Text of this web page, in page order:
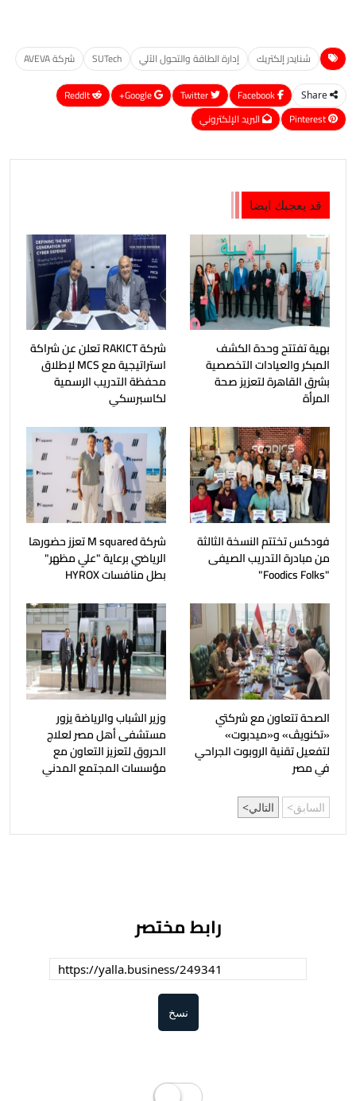
شنايدر إلكتريك إدارة الطاقة والتحول الآلي SUTech شركة AVEVA
Share
Google+
ReddIt
Pinterest
البريد الإلكتروني
قد يعجبك ايضا
بهية تفتتح وحدة الكشف
المبكر والعيادات التخصصية
بشرق القاهرة لتعزيز صحة
المرأة
شركة RAKICT تعلن عن شراكة
استراتيجية مع MCS لإطلاق
محفظة التدريب الرسمية
لكاسبرسكي
فودكس تختتم النسخة الثالثة
من مبادرة التدريب الصيفى
"Foodics Folks"
شركة M squared تعزز حضورها
الرياضي برعاية "علي مظهر"
بطل منافسات HYROX
الصحة تتعاون مع شركتي
«تكنويڤ» و«ميدبوت»
لتفعيل تقنية الروبوت الجراحي
في مصر
وزير الشباب والرياضة يزور
مستشفى أهل مصر لعلاج
الحروق لتعزيز التعاون مع
مؤسسات المجتمع المدني
السابق التالي
رابط مختصر
نسخ